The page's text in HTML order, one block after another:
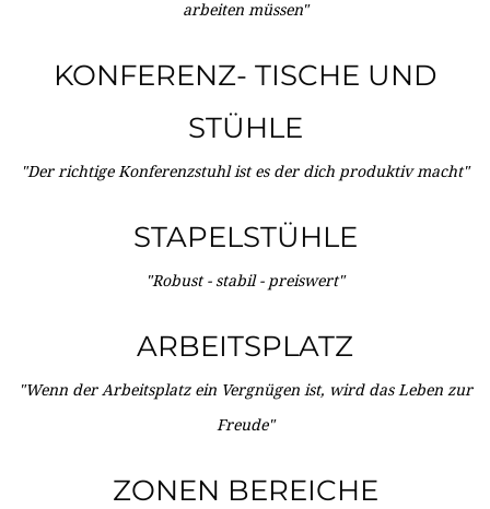
arbeiten müssen"
KONFERENZ- TISCHE UND
STÜHLE
"Der richtige Konferenzstuhl ist es der dich produktiv macht"
STAPELSTÜHLE
"Robust - stabil - preiswert"
ARBEITSPLATZ
"Wenn der Arbeitsplatz ein Vergnügen ist, wird das Leben zur
Freude"
ZONEN BEREICHE